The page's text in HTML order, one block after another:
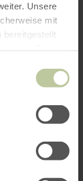
Unsere
mit
bereitgestellt